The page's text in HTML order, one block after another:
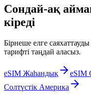
Сондай-ақ
кіреді
Бірнеше елге
тарифті таңдай аласыз.
eSIM Жаһандық eSIM
Солтүстік Америка